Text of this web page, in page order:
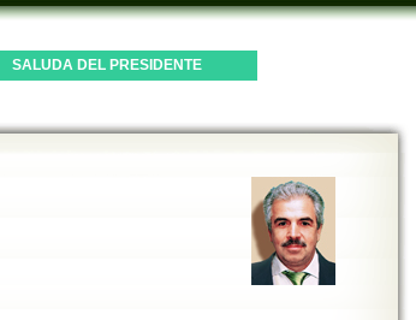
SALUDA DEL PRESIDENTE